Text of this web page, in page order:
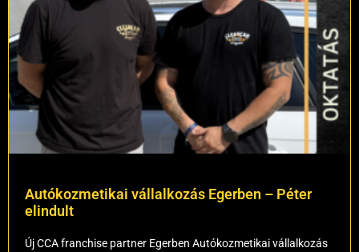
Autókozmetikai vállalkozás Egerben – Péter
elindult
Új CCA franchise partner Egerben Autókozmetikai vállalkozás